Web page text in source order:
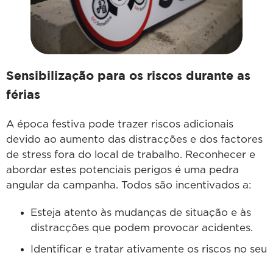
Sensibilização para os riscos durante as
férias
A época festiva pode trazer riscos adicionais
devido ao aumento das distracções e dos factores
de stress fora do local de trabalho. Reconhecer e
abordar estes potenciais perigos é uma pedra
angular da campanha. Todos são incentivados a:
Esteja atento às mudanças de situação e às
distracções que podem provocar acidentes.
Identificar e tratar ativamente os riscos no seu